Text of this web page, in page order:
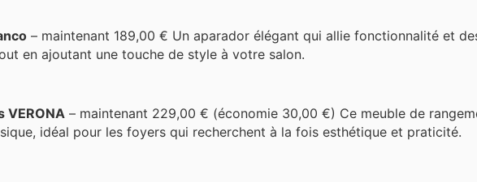
– maintenant 189,00 € Un aparador élégant qui allie fonctionnalité et
en ajoutant une touche de style à votre salon.
VERONA – maintenant 229,00 € (économie 30,00 €) Ce meuble de
idéal pour les foyers qui recherchent à la fois esthétique et praticité.